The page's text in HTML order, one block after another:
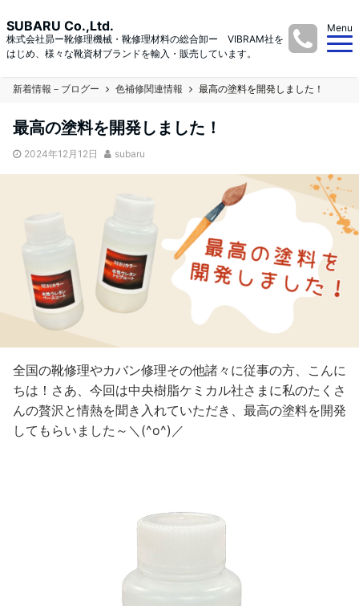
SUBARU Co.,Ltd.
株式会社昴ー靴修理機械・靴修理材料の総合卸ー VIBRAM社を
はじめ、様々な靴資材ブランドを輸入・販売しています。
Menu
新着情報－ブログー 色補修関連情報 最高の塗料を開発しました！
最高の塗料を開発しました！
2024年12月12日 subaru
全国の靴修理やカバン修理その他諸々に従事の方、こんに
ちは！さあ、今回は中央樹脂ケミカル社さまに私のたくさ
んの贅沢と情熱を聞き入れていただき、最高の塗料を開発
してもらいました～＼(^o^)／